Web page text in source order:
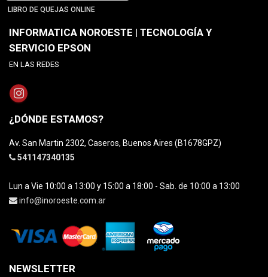
LIBRO DE QUEJAS ONLINE
INFORMATICA NOROESTE | TECNOLOGÍA Y
SERVICIO EPSON
EN LAS REDES
¿DÓNDE ESTAMOS?
Av. San Martin 2302, Caseros, Buenos Aires (B1678GPZ)
541147340135
Lun a Vie 10:00 a 13:00 y 15:00 a 18:00 - Sab. de 10:00 a 13:00
info@inoroeste.com.ar
NEWSLETTER